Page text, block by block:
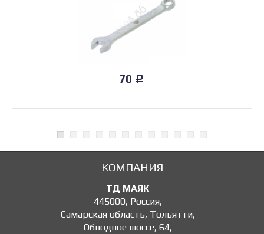
70 Р
КОМПАНИЯ
ТД МАЯК
445000, Россия,
Самарская область, Тольятти,
Обводное шоссе, 64,